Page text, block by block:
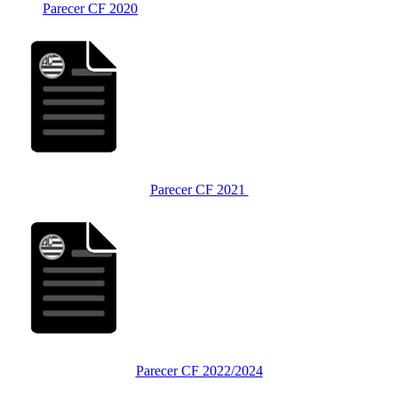
Parecer CF 2020
Parecer CF 2021
Parecer CF 2022/2024